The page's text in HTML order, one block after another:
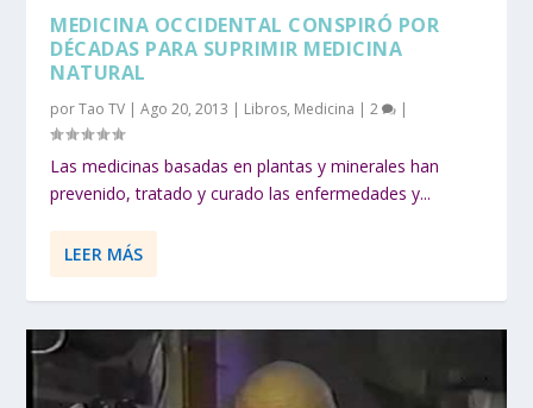
MEDICINA OCCIDENTAL CONSPIRÓ POR
DÉCADAS PARA SUPRIMIR MEDICINA
NATURAL
porTao TV |Ago 20, 2013 | Libros, Medicina |2 |
Las medicinas basadas en plantas y minerales han
prevenido, tratado y curado las enfermedades y...
LEER MÁS